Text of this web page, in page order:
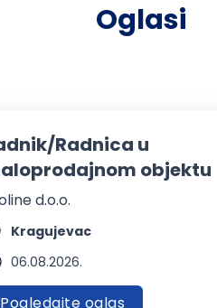
Oglasi
Radnica u
objektu
d.o.o.
Kragujevac
06.08.2026.
Pogledajte oglas